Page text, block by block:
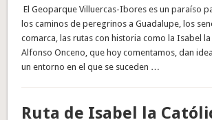
El Geoparque Villuercas-Ibores es un paraíso
los caminos de peregrinos a Guadalupe, los
comarca, las rutas con historia como la Isabel
Alfonso Onceno, que hoy comentamos, dan
un entorno en el que se suceden …
Ruta de Isabel la